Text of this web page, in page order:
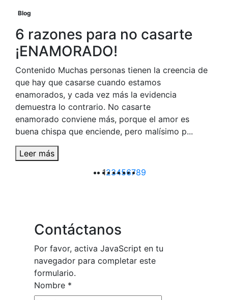
Blog
6 razones para no casarte
¡ENAMORADO!
Contenido Muchas personas tienen la creencia de
que hay que casarse cuando estamos
enamorados, y cada vez más la evidencia
demuestra lo contrario. No casarte
enamorado conviene más, porque el amor es
buena chispa que enciende, pero malísimo p...
Leer más
123456789
Contáctanos
Por favor, activa JavaScript en tu
navegador para completar este
formulario.
Nombre *